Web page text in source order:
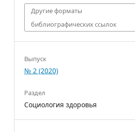
Другие форматы
библиографических ссылок
Выпуск
№ 2 (2020)
Раздел
Социология здоровья